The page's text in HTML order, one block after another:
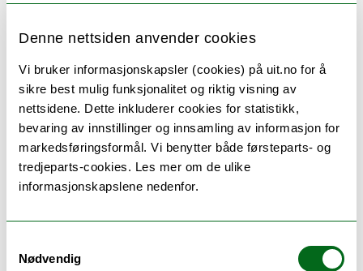
Denne nettsiden anvender cookies
Vi bruker informasjonskapsler (cookies) på uit.no for å
sikre best mulig funksjonalitet og riktig visning av
nettsidene. Dette inkluderer cookies for statistikk,
bevaring av innstillinger og innsamling av informasjon for
markedsføringsformål. Vi benytter både førsteparts- og
tredjeparts-cookies. Les mer om de ulike
informasjonskapslene nedenfor.
Nødvendig
Ønsker du mer informasjon om hvordan du som
ansatt eller student ved UiT skal forholde deg når